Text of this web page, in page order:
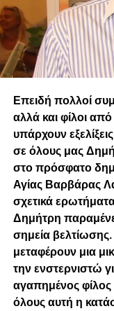
Επειδή πολλοί
αλλά και φίλοι
υπάρχουν
σε όλους μας
στο πρόσφατο
Αγίας Βαρβάρας
σχετικά
Δημήτρη
σημεία
μεταφέρουν μια
την ενστερνιστώ
αγαπημένος φίλος
όλους αυτή η